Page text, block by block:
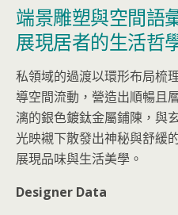
端景雕塑與空間語
展現居者的生活哲
私領域的過渡以環形布局梳
導空間流動，營造出順暢且
漓的銀色鍍鈦金屬鋪陳，與
光映襯下散發出神秘與舒緩
展現品味與生活美學。
Designer Data